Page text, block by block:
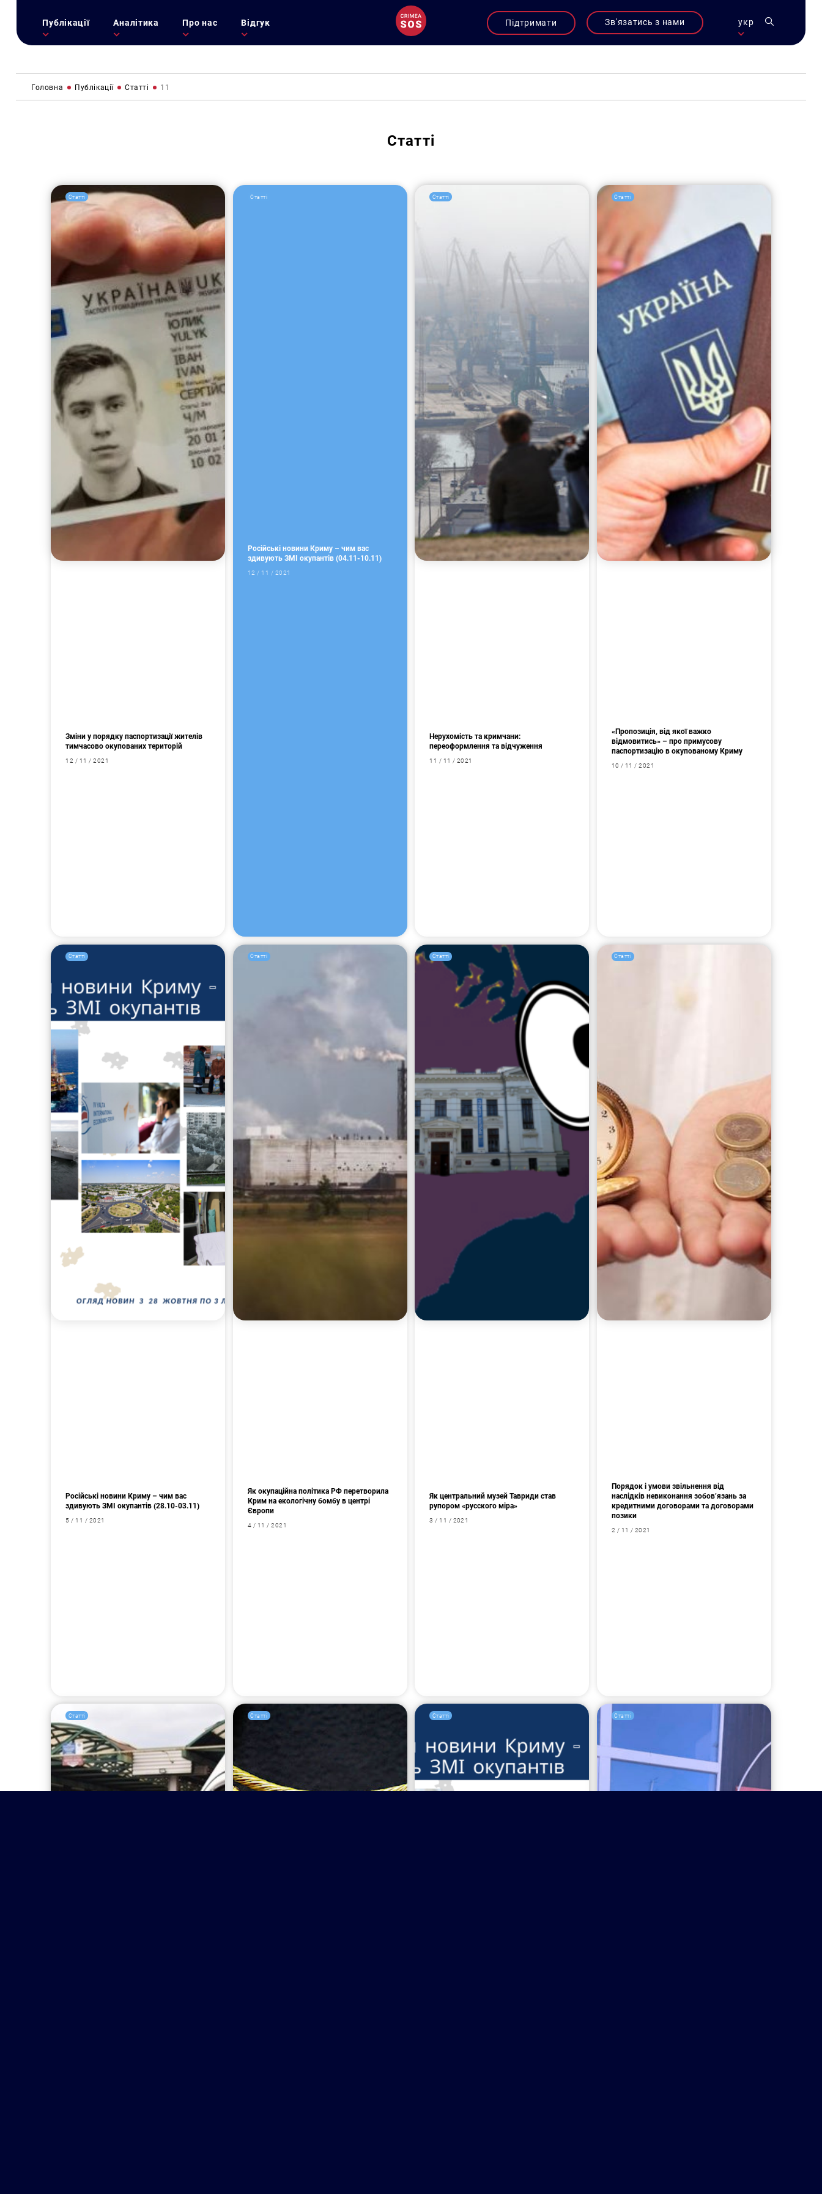
Публікації Аналітика Про нас Відгук Підтримати Зв'язатись з нами укр
Головна Публікації Статті 11
Статті
Статті
Зміни у порядку паспортизації жителів
тимчасово окупованих територій
12 / 11 / 2021
Статті
Російські новини Криму – чим вас
здивують ЗМІ окупантів (04.11-10.11)
12 / 11 / 2021
Статті
Нерухомість та кримчани:
переоформлення та відчуження
11 / 11 / 2021
Статті
«Пропозиція, від якої важко
відмовитись» – про примусову
паспортизацію в окупованому Криму
10 / 11 / 2021
Статті
Російські новини Криму – чим вас
здивують ЗМІ окупантів (28.10-03.11)
5 / 11 / 2021
Статті
Як окупаційна політика РФ перетворила
Крим на екологічну бомбу в центрі
Європи
4 / 11 / 2021
Статті
Як центральний музей Тавриди став
рупором «русского міра»
3 / 11 / 2021
Статті
Порядок і умови звільнення від
наслідків невиконання зобов’язань за
кредитними договорами та договорами
позики
2 / 11 / 2021
Статті Статті Статті Статті